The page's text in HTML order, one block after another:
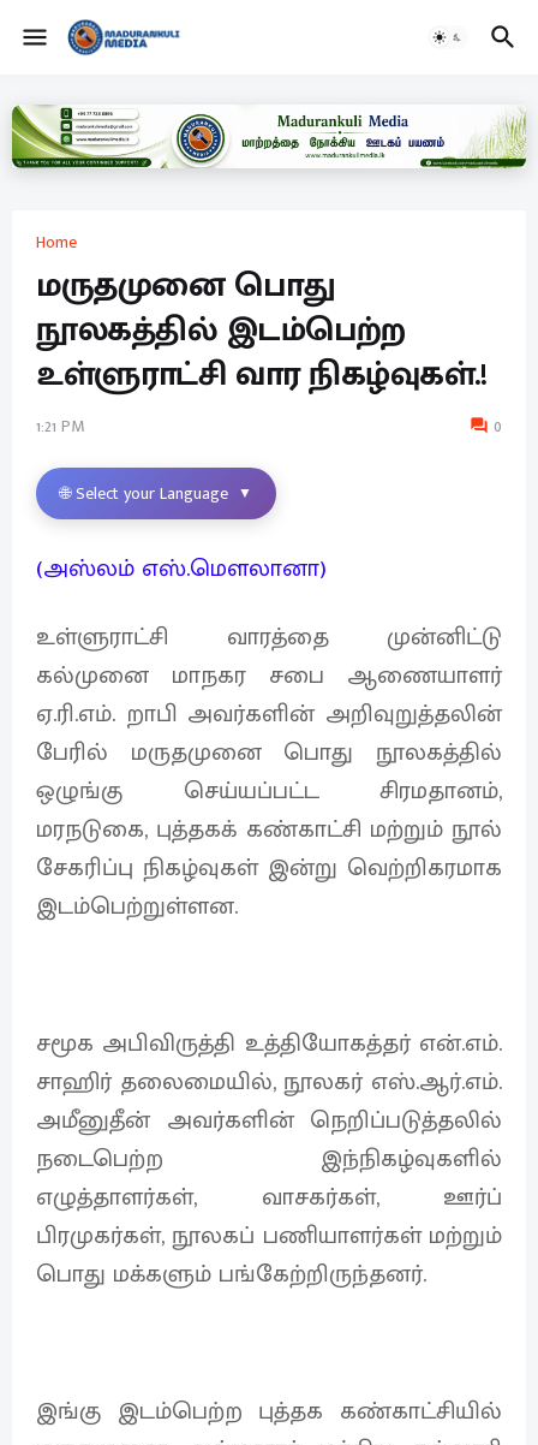
Home
மருதமுனை பொது
நூலகத்தில் இடம்பெற்ற
உள்ளுராட்சி வார நிகழ்வுகள்.!
1:21 PM 0
🌐 Select your Language ▼
(அஸ்லம் எஸ்.மெளலானா)
உள்ளுராட்சி வாரத்தை முன்னிட்டு
கல்முனை மாநகர சபை ஆணையாளர்
ஏ.ரி.எம். றாபி அவர்களின் அறிவுறுத்தலின்
பேரில் மருதமுனை பொது நூலகத்தில்
ஒழுங்கு செய்யப்பட்ட சிரமதானம்,
மரநடுகை, புத்தகக் கண்காட்சி மற்றும் நூல்
சேகரிப்பு நிகழ்வுகள் இன்று வெற்றிகரமாக
இடம்பெற்றுள்ளன.
சமூக அபிவிருத்தி உத்தியோகத்தர் என்.எம்.
சாஹிர் தலைமையில், நூலகர் எஸ்.ஆர்.எம்.
அமீனுதீன் அவர்களின் நெறிப்படுத்தலில்
நடைபெற்ற இந்நிகழ்வுகளில்
எழுத்தாளர்கள், வாசகர்கள், ஊர்ப்
பிரமுகர்கள், நூலகப் பணியாளர்கள் மற்றும்
பொது மக்களும் பங்கேற்றிருந்தனர்.
இங்கு இடம்பெற்ற புத்தக கண்காட்சியில்